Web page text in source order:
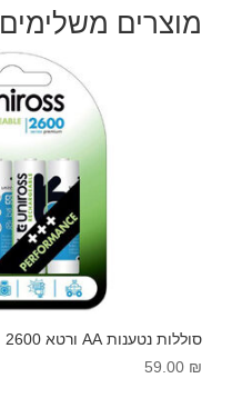
מוצרים משלימים
סוללות נטענות AA ורטא 2600
59.00 ₪